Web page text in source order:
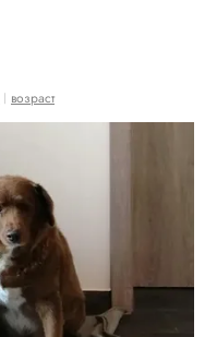
возраст